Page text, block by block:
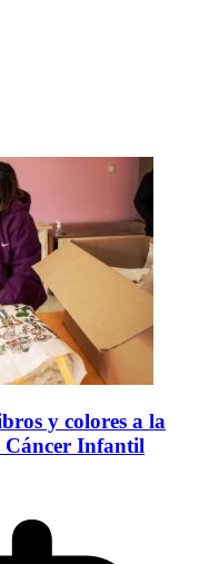
y colores a la
Cáncer Infantil